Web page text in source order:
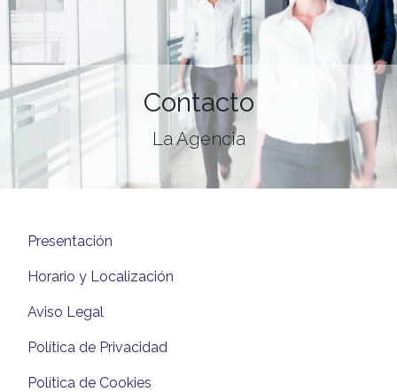
Contacto
La Agencia
Presentación
Horario y Localización
Aviso Legal
Política de Privacidad
Política de Cookies